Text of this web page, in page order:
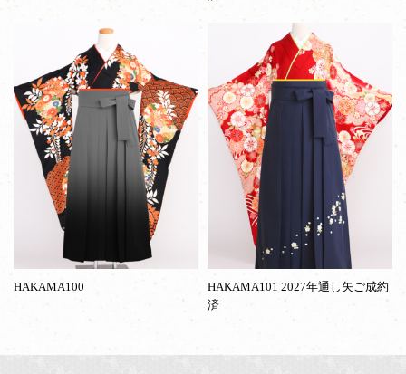
HAKAMA100
HAKAMA101 2027年通し矢ご成約
済